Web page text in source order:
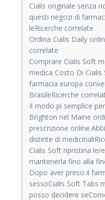
Cialis originale senza
questi negozi di
leRicerche correlate
Ordina Cialis Daily
correlate
Comprare Cialis Soft
medica Costo Di
farmacia europa
BrasileRicerche
Il modo pi semplice
Brighton nel Maine
prescrizione
distinte di
Cialis Soft ripristina
mantenerla fino alla
Dopo aver preso il
sessoCialis Soft Tabs
posso decidere